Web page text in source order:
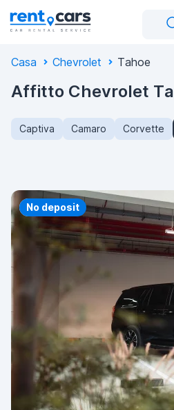
Casa Chevrolet Tahoe
Affitto Chevrolet
Captiva Camaro Corvette
Priority
No deposit